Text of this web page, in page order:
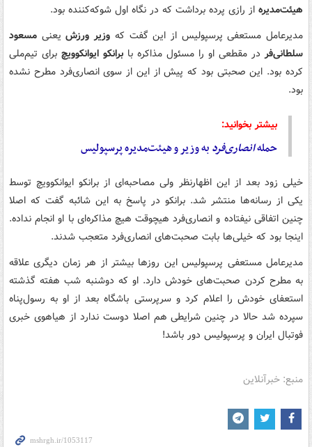
هیئت‌مدیره از رازی پرده برداشت که در نگاه اول شوکه‌کننده بود.
مدیرعامل مستعفی پرسپولیس از این گفت که وزیر ورزش یعنی مسعود
سلطانی‌فر در مقطعی او را مسئول مذاکره با برانکو ایوانکوویچ برای تیم‌ملی
کرده بود. این صحبتی بود که پیش از این از سوی انصاری‌فرد مطرح نشده
بود.
بیشتر بخوانید:
حملهانصاری‌فردبه وزیر و هیئت‌مدیره پرسپولیس
خیلی زود بعد از این اظهارنظر ولی مصاحبه‌ای از برانکو ایوانکوویچ توسط
یکی از رسانه‌ها منتشر شد. برانکو در پاسخ به این شائبه گفت که اصلا
چنین اتفاقی نیفتاده و انصاری‌فرد هیچوقت هیچ مذاکره‌ای با او انجام نداده.
اینجا بود که خیلی‌ها بابت صحبت‌های انصاری‌فرد متعجب شدند.
مدیرعامل مستعفی پرسپولیس این روزها بیشتر از هر زمان دیگری علاقه
به مطرح کردن صحبت‌های خودش دارد. او که دوشنبه شب هفته گذشته
استعفای خودش را اعلام کرد و سرپرستی باشگاه بعد از او به رسول‌پناه
سپرده شد حالا در چنین شرایطی هم اصلا دوست ندارد از هیاهوی خبری
فوتبال ایران و پرسپولیس دور باشد!
منبع: خبرآنلاین